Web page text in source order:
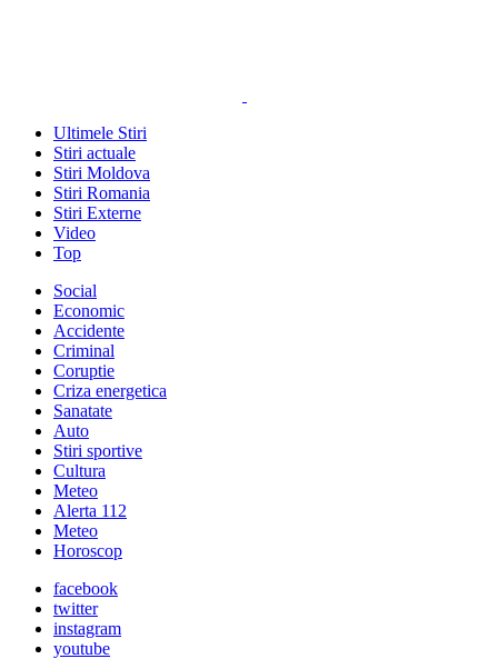
Ultimele Stiri
Stiri actuale
Stiri Moldova
Stiri Romania
Stiri Externe
Video
Top
Social
Economic
Accidente
Criminal
Coruptie
Criza energetica
Sanatate
Auto
Stiri sportive
Cultura
Meteo
Alerta 112
Meteo
Horoscop
facebook
twitter
instagram
youtube